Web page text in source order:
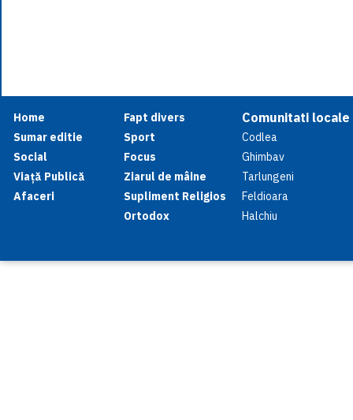
Home
Sumar editie
Social
Viață Publică
Afaceri
Fapt divers
Sport
Focus
Ziarul de mâine
Supliment Religios
Ortodox
Comunitati locale
Codlea
Ghimbav
Tarlungeni
Feldioara
Halchiu